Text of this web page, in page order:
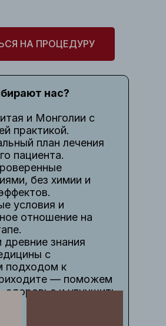
НА ПРОЦЕДУРУ
и Монголии с
практикой.
план лечения
пациента.
без химии и
условия и
отношение на
знания
с
подходом к
— поможем
здоровье и улучшить
нас?